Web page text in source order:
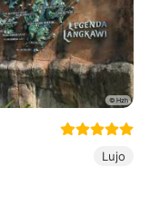
Lujo